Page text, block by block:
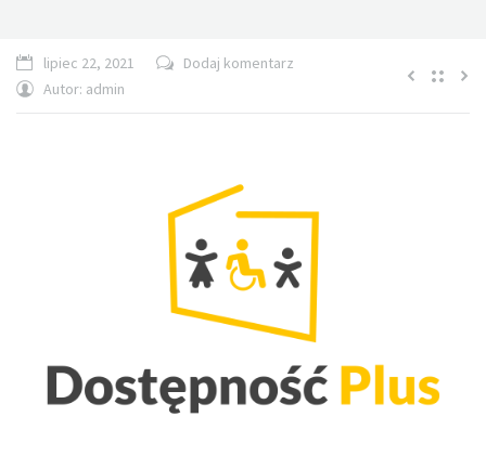
lipiec 22, 2021
Dodaj komentarz
Autor: admin